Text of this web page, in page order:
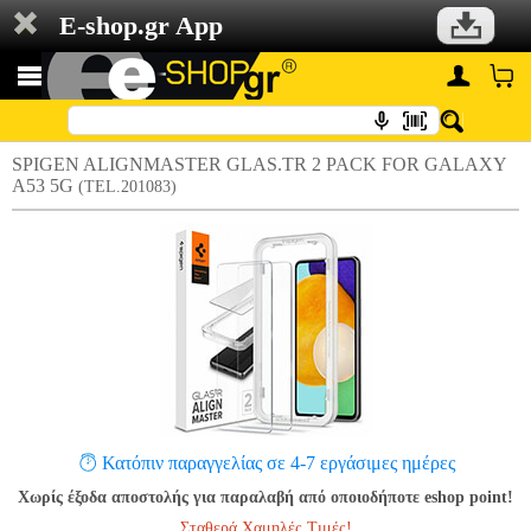
E-shop.gr App
SPIGEN ALIGNMASTER GLAS.TR 2 PACK FOR GALAXY
A53 5G (TEL.201083)
Κατόπιν παραγγελίας σε 4-7 εργάσιμες ημέρες
Χωρίς έξοδα αποστολής για παραλαβή από οποιοδήποτε eshop point!